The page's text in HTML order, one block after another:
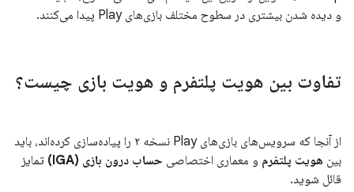
و دیده شدن بیشتری در سطوح مختلف بازی‌های Play پیدا می‌کنند.
تفاوت بین هویت پلتفرم و هویت بازی چیست؟
از آنجا که سرویس‌های بازی‌های Play نسخه ۲ را پیاده‌سازی کرده‌اند، باید
بین هویت پلتفرم و معماری اختصاصی حساب درون بازی (IGA)
تمایز
قائل شوید.